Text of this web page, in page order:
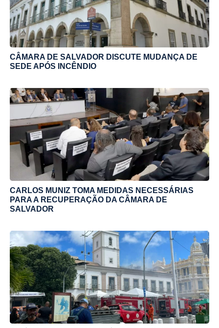
CÂMARA DE SALVADOR DISCUTE MUDANÇA DE
SEDE APÓS INCÊNDIO
CARLOS MUNIZ TOMA MEDIDAS NECESSÁRIAS
PARA A RECUPERAÇÃO DA CÂMARA DE
SALVADOR